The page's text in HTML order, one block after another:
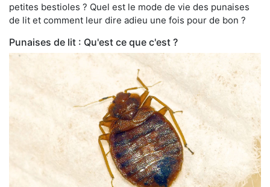
petites bestioles ? Quel est le mode de vie des punaises
de lit et comment leur dire adieu une fois pour de bon ?
Punaises de lit : Qu'est ce que c'est ?